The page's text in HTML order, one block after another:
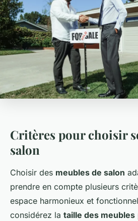
Critères pour choisir
salon
Choisir des meubles de salon
prendre en compte plusieurs
espace harmonieux et
considérez la taille des meubles